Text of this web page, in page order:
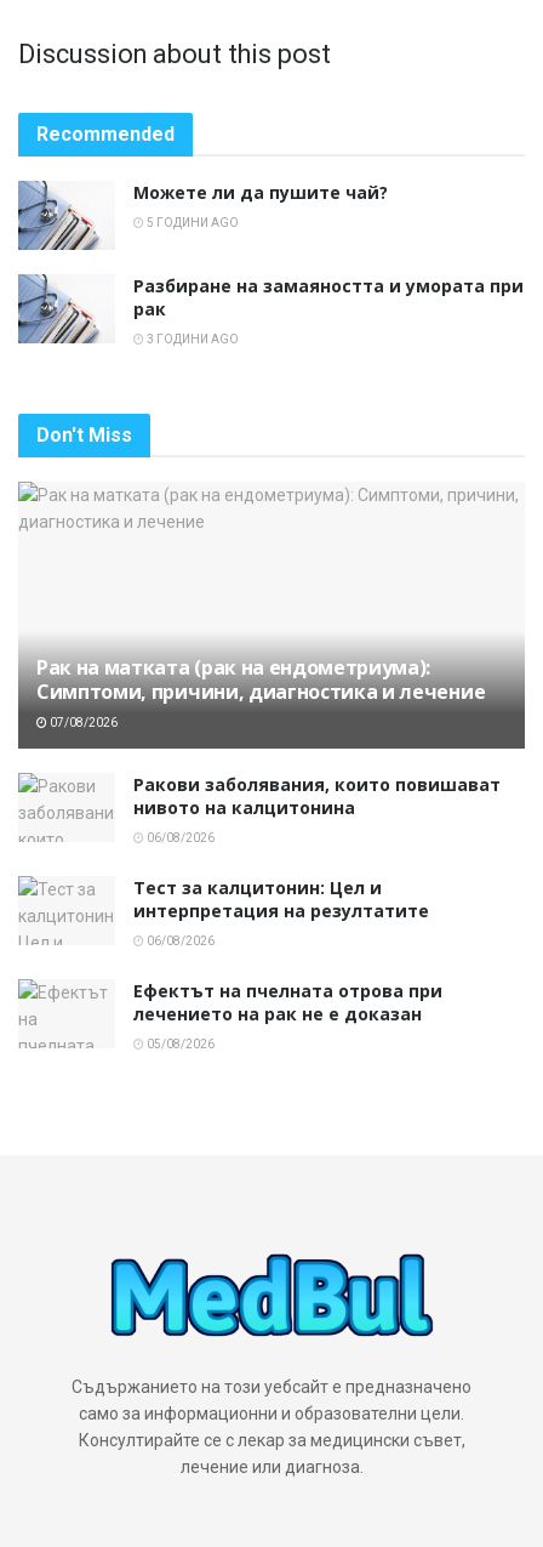
Discussion about this post
Recommended
Можете ли да пушите чай?
5 ГОДИНИ AGO
Разбиране на замаяността и умората при
рак
3 ГОДИНИ AGO
Don't Miss
Рак на матката (рак на ендометриума):
Симптоми, причини, диагностика и лечение
07/08/2026
Ракови заболявания, които повишават
нивото на калцитонина
06/08/2026
Тест за калцитонин: Цел и
интерпретация на резултатите
06/08/2026
Ефектът на пчелната отрова при
лечението на рак не е доказан
05/08/2026
Съдържанието на този уебсайт е предназначено
само за информационни и образователни цели.
Консултирайте се с лекар за медицински съвет,
лечение или диагноза.